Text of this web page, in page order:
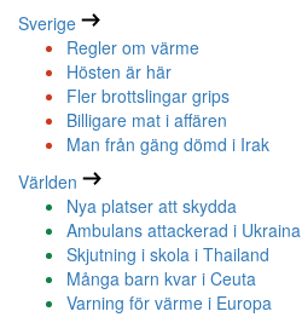
Sverige
Regler om värme
Hösten är här
Fler brottslingar grips
Billigare mat i affären
Man från gäng dömd i Irak
Världen
Nya platser att skydda
Ambulans attackerad i Ukraina
Skjutning i skola i Thailand
Många barn kvar i Ceuta
Varning för värme i Europa